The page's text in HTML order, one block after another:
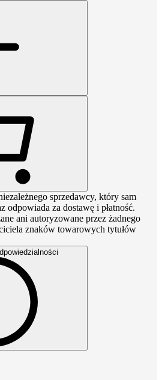
sprzedawcy, który sam
odpowiada za dostawę i płatność.
ani autoryzowane przez żadnego
znaków towarowych tytułów